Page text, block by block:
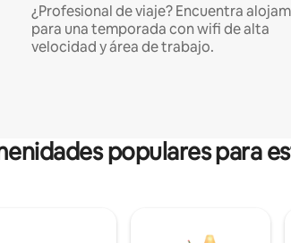
¿Profesional de viaje? Encuentra
para una temporada con wifi de alta
velocidad y área de trabajo.
populares para